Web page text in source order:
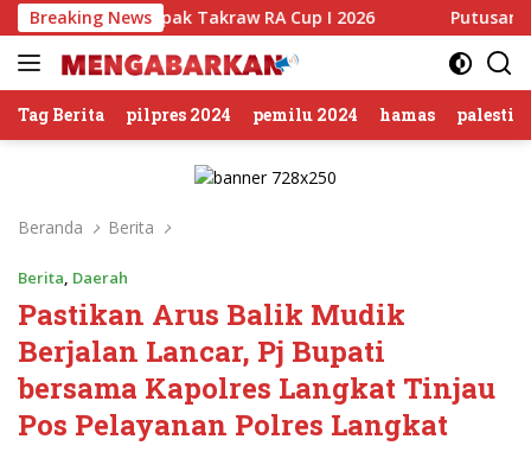
Langsung
ke
konten
Breaking News
Sepak Takraw RA Cup I 2026 Putusan Banding
Tag Berita pilpres 2024 pemilu 2024 hamas
Beranda Berita
Berita, Daerah
Pastikan Arus Balik Mudik
Berjalan Lancar, Pj Bupati
bersama Kapolres Langkat Tinjau
Pos Pelayanan Polres Langkat